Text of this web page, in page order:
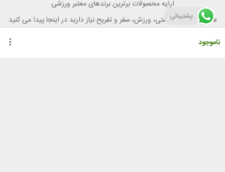
ناموجود
ارایه محصولات برترین برندهای معتبر ورزشی
هر آنچه برای تندرستی، ورزش، سفر و تفریح نیاز دارید در اینجا پیدا می کنید
پشتیبانی